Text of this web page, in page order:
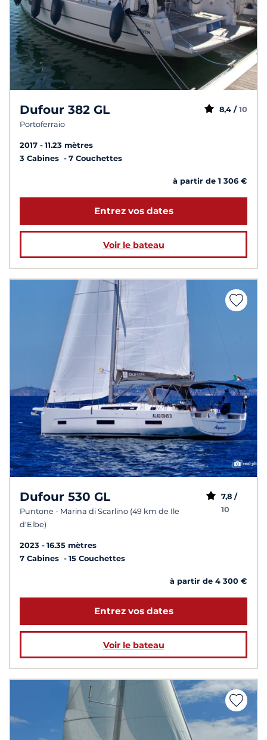
Dufour 382 GL
Portoferraio
8,4 / 10
2017
11.23 mètres
3 Cabines
7 Couchettes
à partir de 1 306 €
Entrez vos dates
Voir le bateau
Dufour 530 GL
Puntone - Marina di Scarlino (49 km de Ile
d'Elbe)
7,8 /
10
2023
16.35 mètres
7 Cabines
15 Couchettes
à partir de 4 300 €
Entrez vos dates
Voir le bateau